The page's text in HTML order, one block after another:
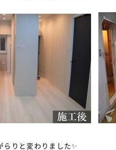
らりと変わりました✨